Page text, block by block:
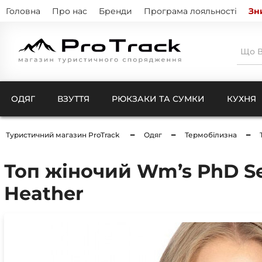
Головна Про нас Бренди Програма лояльності
ОДЯГ ВЗУТТЯ РЮКЗАКИ ТА СУМКИ
Чохли
Чохли
КУХНЯ
Бафи
Туристичний магазин ProTrack Одяг Термобілизна
Топ жіночий Wm’s PhD
Heather